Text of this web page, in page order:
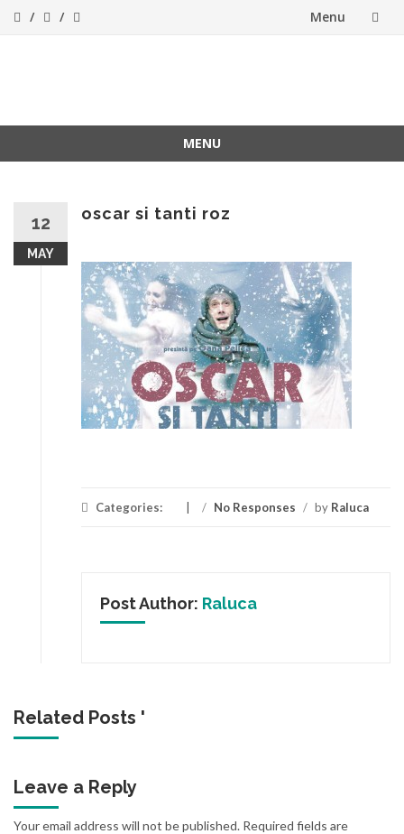
Menu
MENU
12
MAY
oscar si tanti roz
Categories: / No Responses / by Raluca
Post Author: Raluca
Related Posts '
Leave a Reply
Your email address will not be published. Required fields are